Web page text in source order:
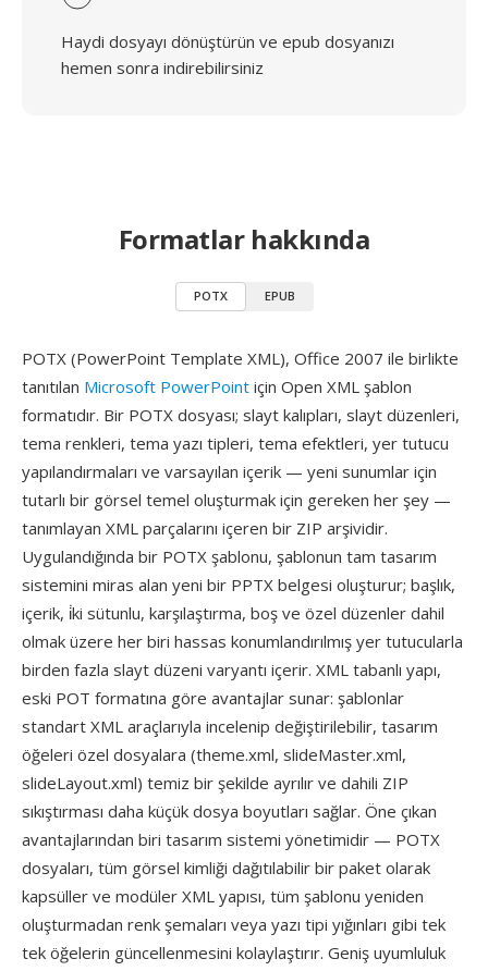
Haydi dosyayı dönüştürün ve epub dosyanızı
hemen sonra indirebilirsiniz
Formatlar hakkında
POTX EPUB
POTX (PowerPoint Template XML), Office 2007 ile birlikte
tanıtılan Microsoft PowerPoint için Open XML şablon
formatıdır. Bir POTX dosyası; slayt kalıpları, slayt düzenleri,
tema renkleri, tema yazı tipleri, tema efektleri, yer tutucu
yapılandırmaları ve varsayılan içerik — yeni sunumlar için
tutarlı bir görsel temel oluşturmak için gereken her şey —
tanımlayan XML parçalarını içeren bir ZIP arşividir.
Uygulandığında bir POTX şablonu, şablonun tam tasarım
sistemini miras alan yeni bir PPTX belgesi oluşturur; başlık,
içerik, i̇ki sütunlu, karşılaştırma, boş ve özel düzenler dahil
olmak üzere her biri hassas konumlandırılmış yer tutucularla
birden fazla slayt düzeni varyantı içerir. XML tabanlı yapı,
eski POT formatına göre avantajlar sunar: şablonlar
standart XML araçlarıyla incelenip değiştirilebilir, tasarım
öğeleri özel dosyalara (theme.xml, slideMaster.xml,
slideLayout.xml) temiz bir şekilde ayrılır ve dahili ZIP
sıkıştırması daha küçük dosya boyutları sağlar. Öne çıkan
avantajlarından biri tasarım sistemi yönetimidir — POTX
dosyaları, tüm görsel kimliği dağıtılabilir bir paket olarak
kapsüller ve modüler XML yapısı, tüm şablonu yeniden
oluşturmadan renk şemaları veya yazı tipi yığınları gibi tek
tek öğelerin güncellenmesini kolaylaştırır. Geniş uyumluluk